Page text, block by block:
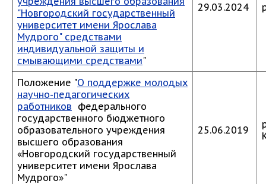
"Новгородский государственный
университет имени Ярослава
Мудрого" средствами
индивидуальной защиты и
смывающими средствами"
29.03.2024
Положение "О поддержке молодых
научно-педагогических
работников федерального
государственного бюджетного
образовательного учреждения
высшего образования
«Новгородский государственный
университет имени Ярослава
Мудрого»"
25.06.2019